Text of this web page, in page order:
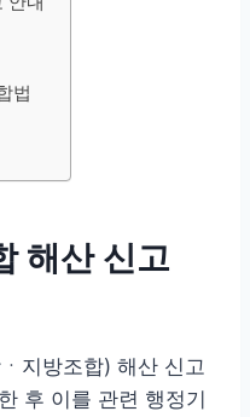
법
해산 신고
지방조합) 해산 신고
후 이를 관련 행정기